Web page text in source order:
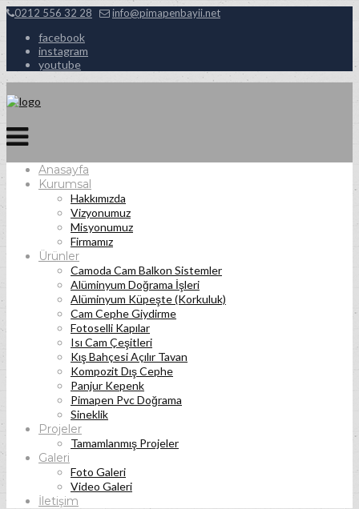
0212 556 32 28 info@pimapenbayii.net
facebook
instagram
youtube
Anasayfa
Kurumsal
Hakkımızda
Vizyonumuz
Misyonumuz
Firmamız
Ürünler
Camoda Cam Balkon Sistemler
Alüminyum Doğrama İşleri
Alüminyum Küpeşte (Korkuluk)
Cam Cephe Giydirme
Fotoselli Kapılar
Isı Cam Çeşitleri
Kış Bahçesi Açılır Tavan
Kompozit Dış Cephe
Panjur Kepenk
Pimapen Pvc Doğrama
Sineklik
Projeler
Tamamlanmış Projeler
Galeri
Foto Galeri
Video Galeri
İletişim